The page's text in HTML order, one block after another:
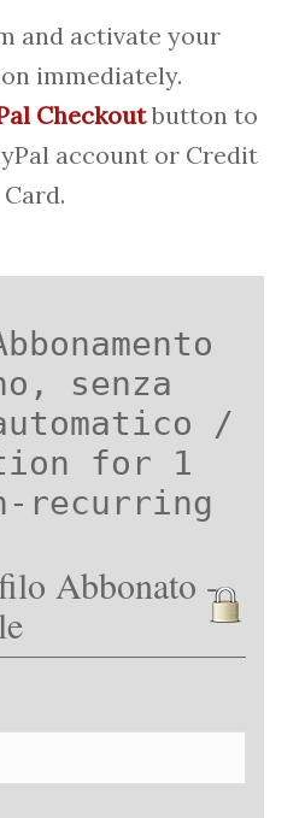
and activate your
immediately.
Checkoutbutton to
account or Credit
Card.
senza
/
for 1
recurring
Abbonato -